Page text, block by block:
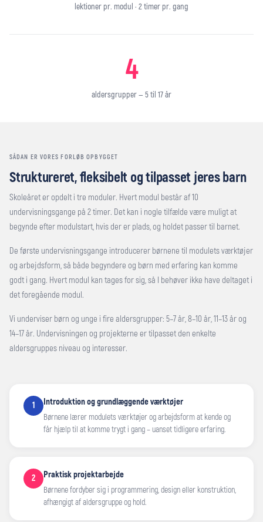
lektioner pr. modul · 2 timer pr. gang
4
aldersgrupper — 5 til 17 år
SÅDAN ER VORES FORLØB OPBYGGET
Struktureret, fleksibelt og tilpasset jeres barn
Skoleåret er opdelt i tre moduler. Hvert modul består af 10
undervisningsgange på 2 timer. Det kan i nogle tilfælde være muligt at
begynde efter modulstart, hvis der er plads, og holdet passer til barnet.
De første undervisningsgange introducerer børnene til modulets værktøjer
og arbejdsform, så både begyndere og børn med erfaring kan komme
godt i gang. Hvert modul kan tages for sig, så I behøver ikke have deltaget i
det foregående modul.
Vi underviser børn og unge i fire aldersgrupper: 5–7 år, 8–10 år, 11–13 år og
14–17 år. Undervisningen og projekterne er tilpasset den enkelte
aldersgruppes niveau og interesser.
1 Introduktion og grundlæggende værktøjer
Børnene lærer modulets værktøjer og arbejdsform at kende og
får hjælp til at komme trygt i gang – uanset tidligere erfaring.
2 Praktisk projektarbejde
Børnene fordyber sig i programmering, design eller konstruktion,
afhængigt af aldersgruppe og hold.